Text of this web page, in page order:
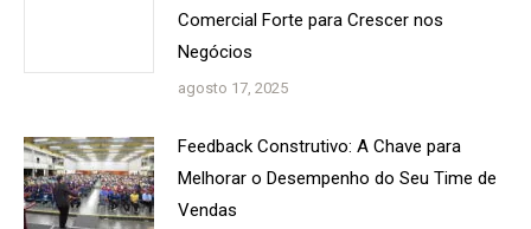
Comercial Forte para Crescer nos
Negócios
agosto 17, 2025
Feedback Construtivo: A Chave para
Melhorar o Desempenho do Seu Time de
Vendas